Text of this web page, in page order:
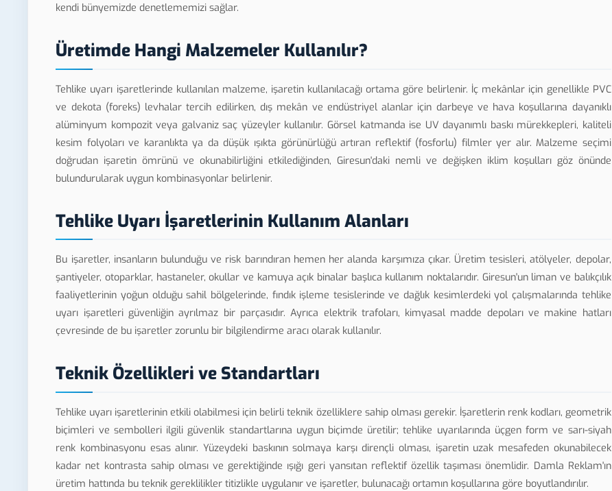
kendi bünyemizde denetlememizi sağlar.
Üretimde Hangi Malzemeler Kullanılır?
Tehlike uyarı işaretlerinde kullanılan malzeme, işaretin kullanılacağı ortama göre belirlenir. İç mekânlar için genellikle PVC
ve dekota (foreks) levhalar tercih edilirken, dış mekân ve endüstriyel alanlar için darbeye ve hava koşullarına dayanıklı
alüminyum kompozit veya galvaniz saç yüzeyler kullanılır. Görsel katmanda ise UV dayanımlı baskı mürekkepleri, kaliteli
kesim folyoları ve karanlıkta ya da düşük ışıkta görünürlüğü artıran reflektif (fosforlu) filmler yer alır. Malzeme seçimi
doğrudan işaretin ömrünü ve okunabilirliğini etkilediğinden, Giresun'daki nemli ve değişken iklim koşulları göz önünde
bulundurularak uygun kombinasyonlar belirlenir.
Tehlike Uyarı İşaretlerinin Kullanım Alanları
Bu işaretler, insanların bulunduğu ve risk barındıran hemen her alanda karşımıza çıkar. Üretim tesisleri, atölyeler, depolar,
şantiyeler, otoparklar, hastaneler, okullar ve kamuya açık binalar başlıca kullanım noktalarıdır. Giresun'un liman ve balıkçılık
faaliyetlerinin yoğun olduğu sahil bölgelerinde, fındık işleme tesislerinde ve dağlık kesimlerdeki yol çalışmalarında tehlike
uyarı işaretleri güvenliğin ayrılmaz bir parçasıdır. Ayrıca elektrik trafoları, kimyasal madde depoları ve makine hatları
çevresinde de bu işaretler zorunlu bir bilgilendirme aracı olarak kullanılır.
Teknik Özellikleri ve Standartları
Tehlike uyarı işaretlerinin etkili olabilmesi için belirli teknik özelliklere sahip olması gerekir. İşaretlerin renk kodları, geometrik
biçimleri ve sembolleri ilgili güvenlik standartlarına uygun biçimde üretilir; tehlike uyarılarında üçgen form ve sarı-siyah
renk kombinasyonu esas alınır. Yüzeydeki baskının solmaya karşı dirençli olması, işaretin uzak mesafeden okunabilecek
kadar net kontrasta sahip olması ve gerektiğinde ışığı geri yansıtan reflektif özellik taşıması önemlidir. Damla Reklam'ın
üretim hattında bu teknik gereklilikler titizlikle uygulanır ve işaretler, bulunacağı ortamın koşullarına göre boyutlandırılır.